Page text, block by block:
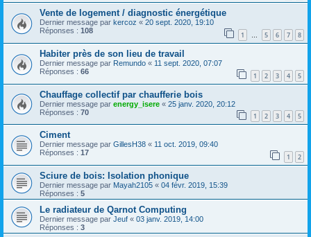
Vente de logement / diagnostic énergétique
Dernier message par kercoz « 20 sept. 2020, 19:10
Réponses : 108 1 … 5 6 7 8
Habiter près de son lieu de travail
Dernier message par Remundo « 11 sept. 2020, 07:07
Réponses : 66 1 2 3 4 5
Chauffage collectif par chaufferie bois
Dernier message par energy_isere « 25 janv. 2020, 20:12
Réponses : 70 1 2 3 4 5
Ciment
Dernier message par GillesH38 « 11 oct. 2019, 09:40
Réponses : 17 1 2
Sciure de bois: Isolation phonique
Dernier message par Mayah2105 « 04 févr. 2019, 15:39
Réponses : 5
Le radiateur de Qarnot Computing
Dernier message par Jeuf « 03 janv. 2019, 14:00
Réponses : 3